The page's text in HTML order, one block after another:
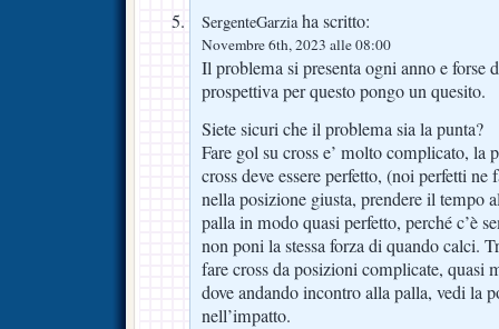
SergenteGarziaha scritto:
Novembre 6th, 2023 alle 08:00
Il problema si presenta ogni anno e forse
prospettiva per questo pongo un quesito.
Siete sicuri che il problema sia la punta?
Fare gol su cross e’ molto complicato, la
cross deve essere perfetto, (noi perfetti
nella posizione giusta, prendere il tempo
palla in modo quasi perfetto, perché c’è
non poni la stessa forza di quando calci.
fare cross da posizioni complicate, quasi
dove andando incontro alla palla, vedi la
nell’impatto.